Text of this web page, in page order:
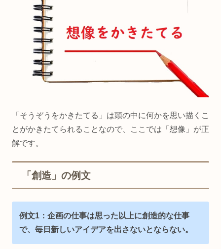
「そうぞうをかきたてる」は頭の中に何かを思い描くこ
とがかきたてられることなので、ここでは「想像」が正
解です。
「創造」の例文
例文1：企画の仕事は思った以上に創造的な仕事
で、毎日新しいアイデアを出さないとならない。